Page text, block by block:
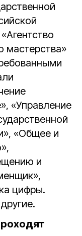
мастерства»
«Управление
«Общее и
и
цифры.